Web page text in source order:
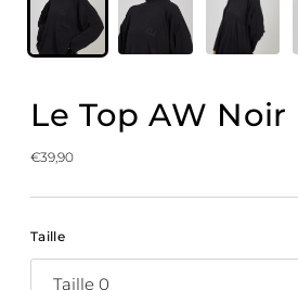
Le Top AW Noir
€39,90
Prix
Taille